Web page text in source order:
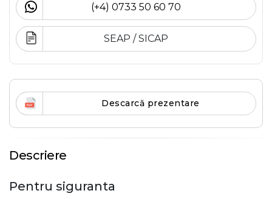
(+4) 0733 50 60 70
SEAP / SICAP
Descarcă prezentare
Descriere
Pentru siguranta